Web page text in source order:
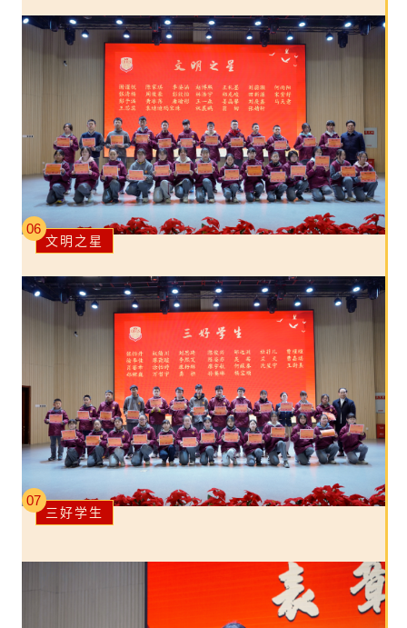
06
文明之星
07
三好学生